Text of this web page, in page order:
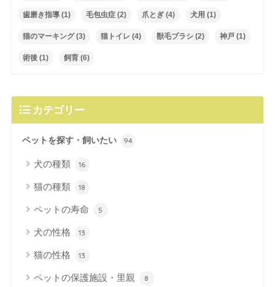
歯磨き指導(1) 毛包虫症(2) 爪とぎ(4) 犬用 (1)
猫のマーキング(3) 猫トイレ (4) 獣毛ブラシ(2) 神戸(1)
術後(1) 飼育(6)
カテゴリー
ペットを探す・飼いたい 94
犬の種類 16
猫の種類 18
ペットの寿命 5
犬の性格 13
猫の性格 13
ペットの保護施設・里親 8